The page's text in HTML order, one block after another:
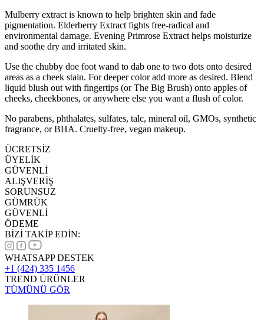
Mulberry extract is known to help brighten skin and fade
pigmentation. Elderberry Extract fights free-radical and
environmental damage. Evening Primrose Extract helps moisturize
and soothe dry and irritated skin.
Use the chubby doe foot wand to dab one to two dots onto desired
areas as a cheek stain. For deeper color add more as desired. Blend
liquid blush out with fingertips (or The Big Brush) onto apples of
cheeks, cheekbones, or anywhere else you want a flush of color.
No parabens, phthalates, sulfates, talc, mineral oil, GMOs, synthetic
fragrance, or BHA. Cruelty-free, vegan makeup.
ÜCRETSİZ
ÜYELİK
GÜVENLİ
ALIŞVERİŞ
SORUNSUZ
GÜMRÜK
GÜVENLİ
ÖDEME
BİZİ TAKİP EDİN:
WHATSAPP DESTEK
+1 (424) 335 1456
TREND ÜRÜNLER
TÜMÜNÜ GÖR